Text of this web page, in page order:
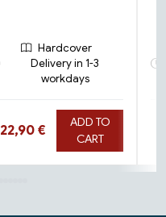
Hardcover
Delivery in 1-3
workdays
Hinta nyt
22,90 €
ADD TO
CART